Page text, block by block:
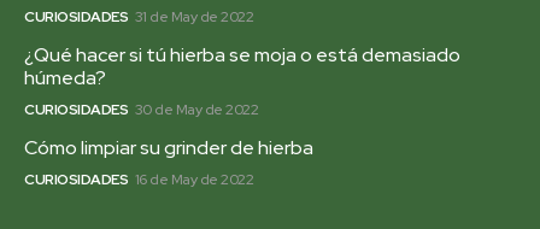
CURIOSIDADES 31 de May de 2022
¿Qué hacer si tú hierba se moja o está demasiado
húmeda?
CURIOSIDADES 30 de May de 2022
Cómo limpiar su grinder de hierba
CURIOSIDADES 16 de May de 2022